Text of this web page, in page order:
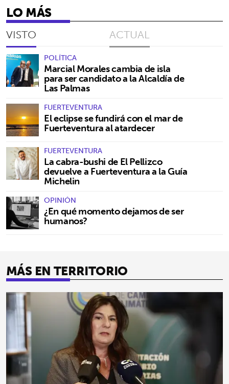
LO MÁS
VISTO ACTUAL
POLÍTICA
Marcial Morales cambia de isla
para ser candidato a la Alcaldía de
Las Palmas
FUERTEVENTURA
El eclipse se fundirá con el mar de
Fuerteventura al atardecer
FUERTEVENTURA
La cabra-bushi de El Pellizco
devuelve a Fuerteventura a la Guía
Michelin
OPINIÓN
¿En qué momento dejamos de ser
humanos?
MÁS EN TERRITORIO